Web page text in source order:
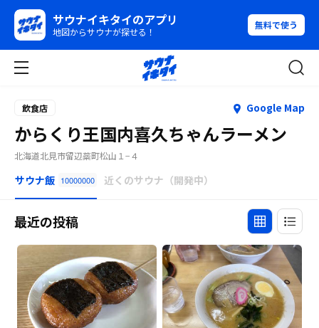
サウナイキタイのアプリ
地図からサウナが探せる！
無料で使う
飲食店 Google Map
からくり王国内喜久ちゃんラーメン
北海道北見市留辺蘂町松山１−４
サウナ飯 10000000 近くのサウナ（開発中）
最近の投稿